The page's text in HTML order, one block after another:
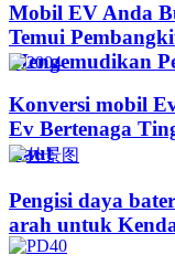
Mobil EV Anda
Temui
Mengemudikan
Konversi mobil
Ev Bertenaga
Laut
Pengisi daya
arah untuk